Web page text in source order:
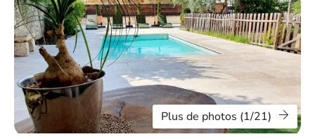
Plus de photos (1/21)